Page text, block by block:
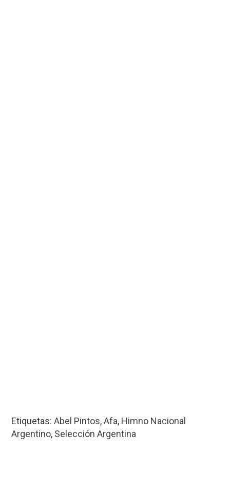
Etiquetas:Abel Pintos,Afa, Himno Nacional
Argentino, Selección Argentina